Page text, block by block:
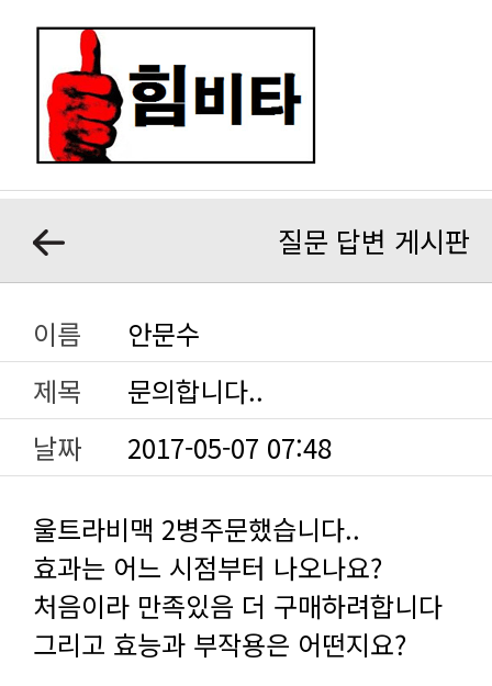
질문 답변 게시판
이름
안문수
제목
문의합니다..
날짜
2017-05-07 07:48
울트라비맥 2병주문했습니다..
효과는 어느 시점부터 나오나요?
처음이라 만족있음 더 구매하려합니다
그리고 효능과 부작용은 어떤지요?